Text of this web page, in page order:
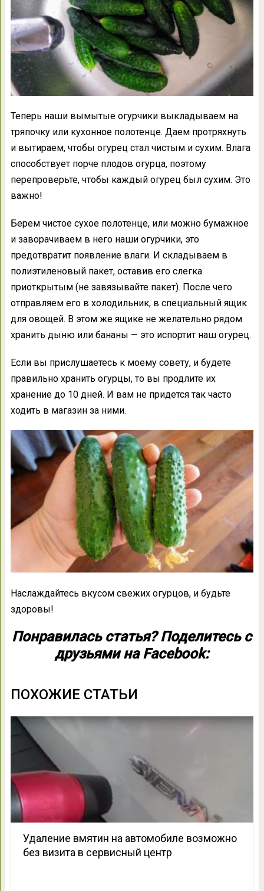
Теперь наши вымытые огурчики выкладываем на
тряпочку или кухонное полотенце. Даем протряхнуть
и вытираем, чтобы огурец стал чистым и сухим. Влага
способствует порче плодов огурца, поэтому
перепроверьте, чтобы каждый огурец был сухим. Это
важно!
Берем чистое сухое полотенце, или можно бумажное
и заворачиваем в него наши огурчики, это
предотвратит появление влаги. И складываем в
полиэтиленовый пакет, оставив его слегка
приоткрытым (не завязывайте пакет). После чего
отправляем его в холодильник, в специальный ящик
для овощей. В этом же ящике не желательно рядом
хранить дыню или бананы — это испортит наш огурец.
Если вы прислушаетесь к моему совету, и будете
правильно хранить огурцы, то вы продлите их
хранение до 10 дней. И вам не придется так часто
ходить в магазин за ними.
Наслаждайтесь вкусом свежих огурцов, и будьте
здоровы!
Понравилась статья? Поделитесь с
друзьями на Facebook:
ПОХОЖИЕ СТАТЬИ
Удаление вмятин на автомобиле возможно
без визита в сервисный центр